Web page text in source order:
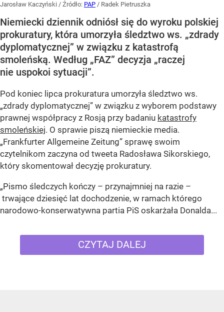
Jarosław Kaczyński / Źródło: PAP / Radek Pietruszka
Niemiecki dziennik odniósł się do wyroku polskiej
prokuratury, która umorzyła śledztwo ws. „zdrady
dyplomatycznej” w związku z katastrofą
smoleńską. Według „FAZ” decyzja „raczej
nie uspokoi sytuacji”.
Pod koniec lipca prokuratura umorzyła śledztwo ws.
„zdrady dyplomatycznej” w związku z wyborem podstawy
prawnej współpracy z Rosją przy badaniu katastrofy
smoleńskiej. O sprawie piszą niemieckie media.
„Frankfurter Allgemeine Zeitung” sprawę swoim
czytelnikom zaczyna od tweeta Radosława Sikorskiego,
który skomentował decyzję prokuratury.
„Pismo śledczych kończy – przynajmniej na razie –
trwające dziesięć lat dochodzenie, w ramach którego
narodowo-konserwatywna partia PiS oskarżała Donalda...
CZYTAJ DALEJ